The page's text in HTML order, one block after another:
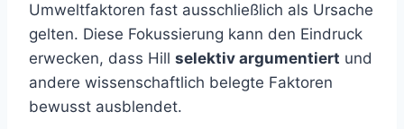
Umweltfaktoren fast ausschließlich als Ursache
gelten. Diese Fokussierung kann den Eindruck
erwecken, dass Hill selektiv argumentiert und
andere wissenschaftlich belegte Faktoren
bewusst ausblendet.